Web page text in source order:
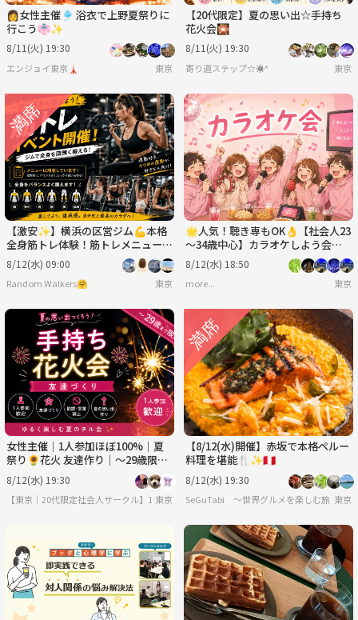
👩女性主催🎐 浴衣で上野夏祭りに
行こう👘✨
8/11(火) 19:30
エンジョイ東京🗼 東京
【20代限定】夏の思い出☆手持ち
花火会🎇
8/11(火) 19:30
寄り道ステップ☆☀︎* 東京
【激安✨️】横浜の区営ジム💪本格
全身筋トレ体験！筋トレメニューを
覚えて実践！少しキツめですが達成
感MAX✨
8/12(水) 09:00
Random Walkers🤗 東京
🌟人気！聴き専もOK👌【社会人23
～34歳中心】カラオケしよう会🎤
【初めまして大歓迎🔰】
8/12(水) 18:50
more... 東京
女性主催｜1人参加ほぼ100%｜夏
祭り🌻花火 友達作り｜〜29歳限
定 友達作り
8/12(水) 19:30
【東京｜20代限定社会人サークル】1人参加ほぼ100％｜少人数ゆる交流会
東京
【8/12(水)開催】赤坂で本格ペルー
料理を堪能🍴✨🇵🇪
8/12(水) 19:30
SeGuTabi 〜世界グルメを楽しむ旅 in東京